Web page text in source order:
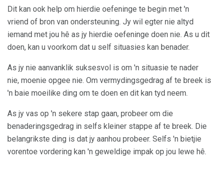
Dit kan ook help om hierdie oefeninge te begin met 'n
vriend of bron van ondersteuning. Jy wil egter nie altyd
iemand met jou hê as jy hierdie oefeninge doen nie. As u dit
doen, kan u voorkom dat u self situasies kan benader.
As jy nie aanvanklik suksesvol is om 'n situasie te nader
nie, moenie opgee nie. Om vermydingsgedrag af te breek is
'n baie moeilike ding om te doen en dit kan tyd neem.
As jy vas op 'n sekere stap gaan, probeer om die
benaderingsgedrag in selfs kleiner stappe af te breek. Die
belangrikste ding is dat jy aanhou probeer. Selfs 'n bietjie
vorentoe vordering kan 'n geweldige impak op jou lewe hê.